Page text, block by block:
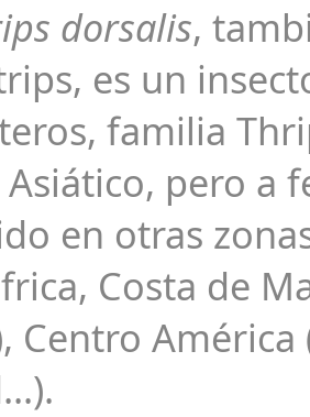
dorsalis,
trips, es un
familia
Asiático, pero a
en otras
Costa de
Centro América